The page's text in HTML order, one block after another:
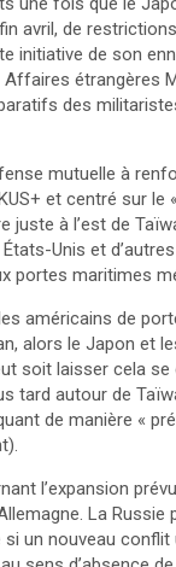
avril, de
initiative de son
étrangères
des
mutuelle à
et centré sur le
juste à l’est de
Unis et d’autres
maritimes
américains de
alors le Japon et
soit laisser cela
tard autour de
de manière «
l’expansion
La
un nouveau conflit